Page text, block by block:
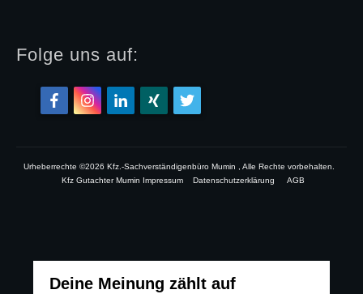
Folge uns auf:
Urheberrechte ©2026 Kfz.-Sachverständigenbüro Mumin , Alle Rechte vorbehalten.
Kfz Gutachter Mumin Impressum
Datenschutzerklärung AGB
Deine Meinung zählt auf